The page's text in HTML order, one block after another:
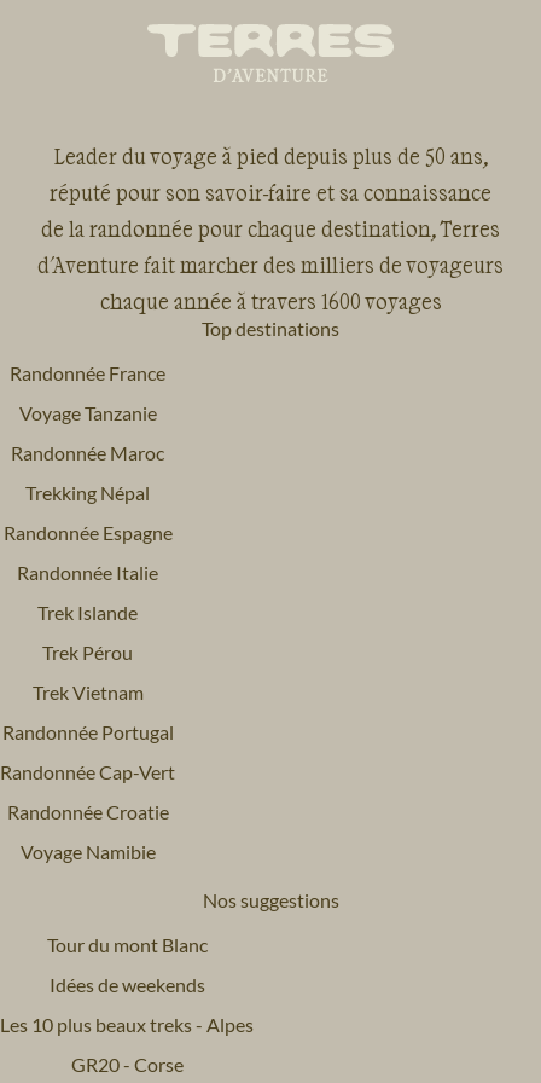
Leader du voyage à pied depuis plus de 50 ans,
réputé pour son savoir-faire et sa connaissance
de la randonnée pour chaque destination, Terres
d'Aventure fait marcher des milliers de voyageurs
chaque année à travers 1600 voyages
Top destinations
Randonnée France
Voyage Tanzanie
Randonnée Maroc
Trekking Népal
Randonnée Espagne
Randonnée Italie
Trek Islande
Trek Pérou
Trek Vietnam
Randonnée Portugal
Randonnée Cap-Vert
Randonnée Croatie
Voyage Namibie
Nos suggestions
Tour du mont Blanc
Idées de weekends
Les 10 plus beaux treks - Alpes
GR20 - Corse